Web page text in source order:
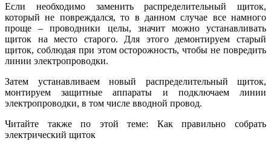
Если необходимо заменить распределительный щиток,
который не повреждался, то в данном случае все намного
проще – проводники целы, значит можно устанавливать
щиток на место старого. Для этого демонтируем старый
щиток, соблюдая при этом осторожность, чтобы не повредить
линии электропроводки.
Затем устанавливаем новый распределительный щиток,
монтируем защитные аппараты и подключаем линии
электропроводки, в том числе вводной провод.
Читайте также по этой теме: Как правильно собрать
электрический щиток